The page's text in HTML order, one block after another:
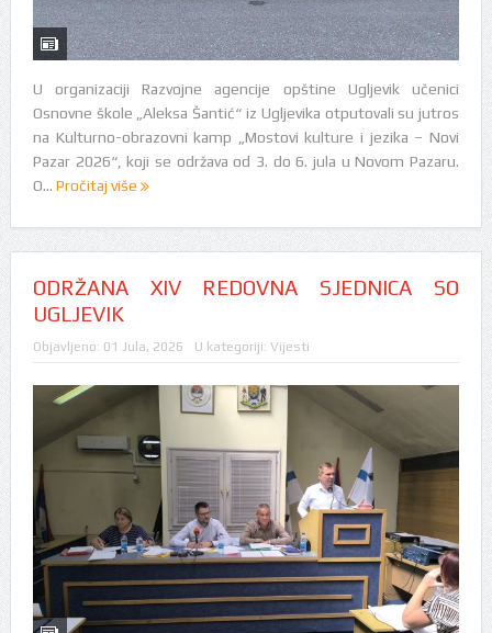
U organizaciji Razvojne agencije opštine Ugljevik učenici
Osnovne škole „Aleksa Šantić“ iz Ugljevika otputovali su jutros
na Kulturno-obrazovni kamp „Mostovi kulture i jezika – Novi
Pazar 2026“, koji se održava od 3. do 6. jula u Novom Pazaru.
O... Pročitaj više
ODRŽANA XIV REDOVNA SJEDNICA SO
UGLJEVIK
Objavljeno: 01 Jula, 2026 U kategoriji: Vijesti